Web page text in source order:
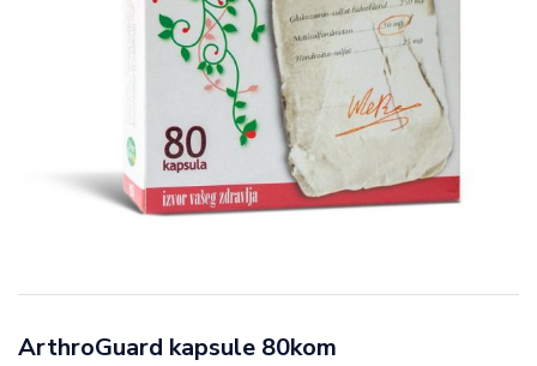
ArthroGuard kapsule 80kom